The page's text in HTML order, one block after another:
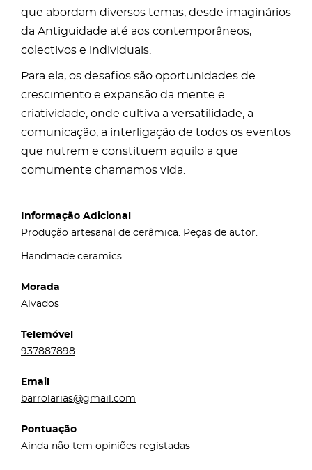
que abordam diversos temas, desde imaginários
da Antiguidade até aos contemporâneos,
colectivos e individuais.
Para ela, os desafios são oportunidades de
crescimento e expansão da mente e
criatividade, onde cultiva a versatilidade, a
comunicação, a interligação de todos os eventos
que nutrem e constituem aquilo a que
comumente chamamos vida.
Informação Adicional
Produção artesanal de cerâmica. Peças de autor.
Handmade ceramics.
Morada
Alvados
Telemóvel
937887898
Email
barrolarias@gmail.com
Pontuação
Ainda não tem opiniões registadas